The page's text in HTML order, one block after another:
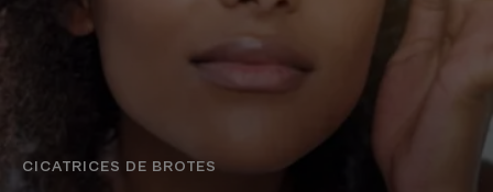
CICATRICES DE BROTES